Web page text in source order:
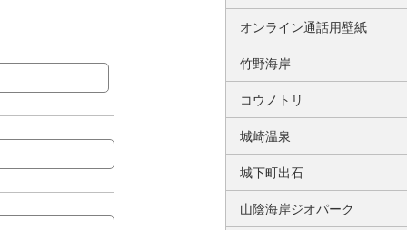
オンライン通話用壁紙
竹野海岸
コウノトリ
城崎温泉
城下町出石
山陰海岸ジオパーク